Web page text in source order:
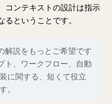
コンテキストの設計は指示
ということです。
解説をもっとご希望です
ト、ワークフロー、自動
に関する、短くて役立
。